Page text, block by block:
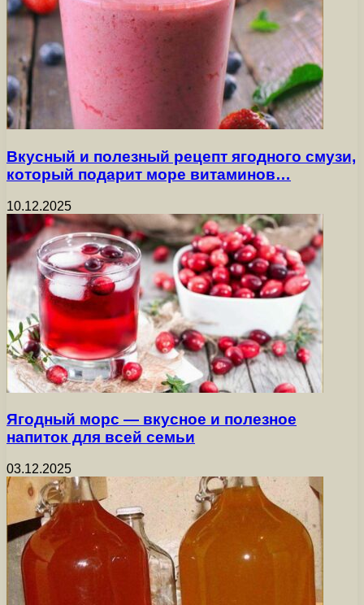
Вкусный и полезный рецепт ягодного смузи,
который подарит море витаминов…
10.12.2025
Ягодный морс — вкусное и полезное
напиток для всей семьи
03.12.2025